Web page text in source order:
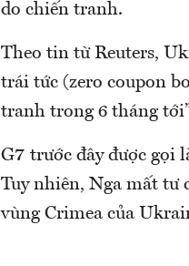
do chiến tranh.
Theo tin từ Reuters,
trái tức (zero coupon
tranh trong 6 tháng
G7 trước đây được gọi
Tuy nhiên, Nga mất tư
vùng Crimea của